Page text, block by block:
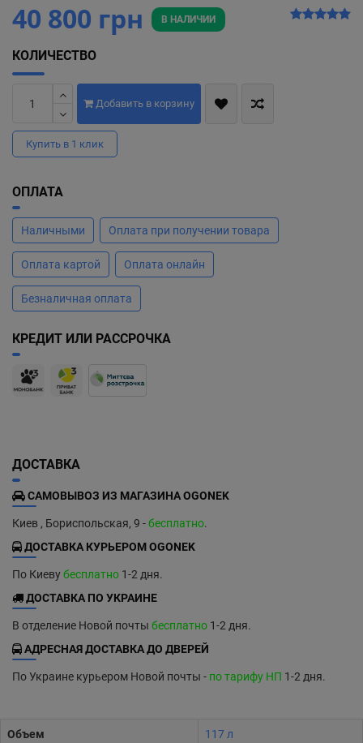
40 800 грн В НАЛИЧИИ
КОЛИЧЕСТВО
Добавить в корзину
Купить в 1 клик
ОПЛАТА
Наличными Оплата при получении товара
Оплата картой Оплата онлайн
Безналичная оплата
КРЕДИТ ИЛИ РАССРОЧКА
ДОСТАВКА
САМОВЫВОЗ ИЗ МАГАЗИНА OGONEK
Киев , Бориспольская, 9 -бесплатно.
ДОСТАВКА КУРЬЕРОМ OGONEK
По Киевубесплатно 1-2 дня.
ДОСТАВКА ПО УКРАИНЕ
В отделение Новой почты бесплатно 1-2 дня.
АДРЕСНАЯ ДОСТАВКА ДО ДВЕРЕЙ
По Украине курьером Новой почты - по тарифу НП 1-2 дня.
Объем 117 л